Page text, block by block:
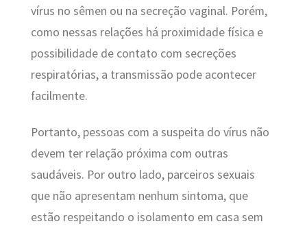
vírus no sêmen ou na secreção vaginal. Porém,
como nessas relações há proximidade física e
possibilidade de contato com secreções
respiratórias, a transmissão pode acontecer
facilmente.
Portanto, pessoas com a suspeita do vírus não
devem ter relação próxima com outras
saudáveis. Por outro lado, parceiros sexuais
que não apresentam nenhum sintoma, que
estão respeitando o isolamento em casa sem